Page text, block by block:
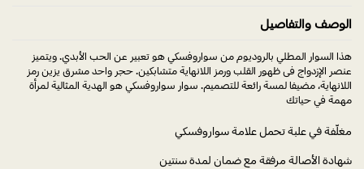
الوصف والتفاصيل
هذا السوار المطلي بالروديوم من سواروفسكي هو تعبير عن الحب الأبدي. ويتميز
عنصر الإزدواج فى ظهور القلب ورمز اللانهاية متشابكين. حجر واحد مشرق يزين رمز
اللانهاية، مضيفا لمسة رائعة للتصميم. سوار سواروفسكي هو الهدية المثالية لمرأة
مهمة في حياتك
مغلّفة في علبة تحمل علامة سواروفسكي
شهادة الأصالة مرفقة مع ضمان لمدة سنتين